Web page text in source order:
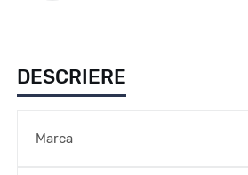
DESCRIERE
Marca